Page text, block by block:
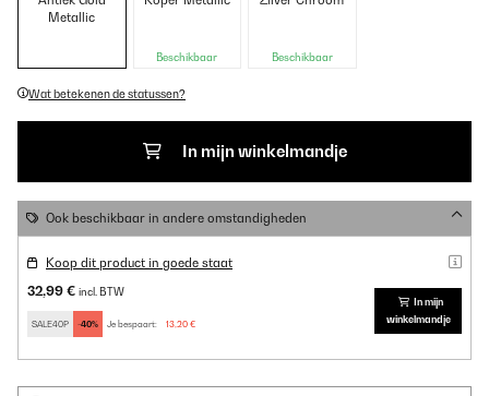
Metallic
Beschikbaar Beschikbaar
Wat betekenen de statussen?
In mijn winkelmandje
Ook beschikbaar in andere omstandigheden
Koop dit product in goede staat
32,99 € incl. BTW
SALE40P -40% Je bespaart: 13,20 €
In mijn
winkelmandje